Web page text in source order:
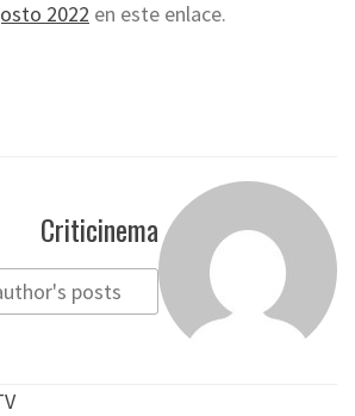
2022 en este enlace.
Criticinema
posts